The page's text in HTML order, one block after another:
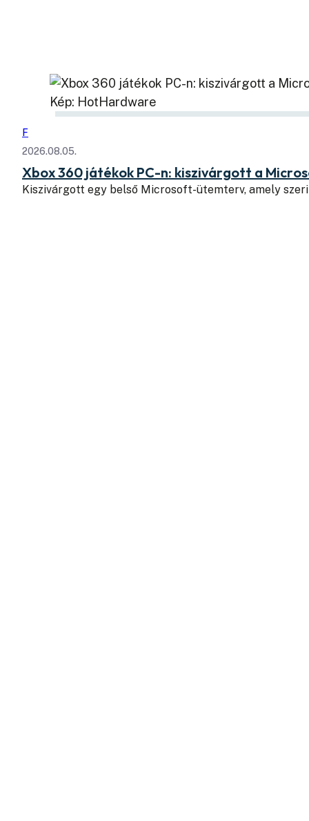
Kép: HotHardware
F
2026.08.05.
Xbox 360 játékok PC-n: kiszivárgott a
Kiszivárgott egy belső Microsoft-ütemterv, amely